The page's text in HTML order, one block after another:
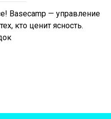
Basecamp — управление
кто ценит ясность.